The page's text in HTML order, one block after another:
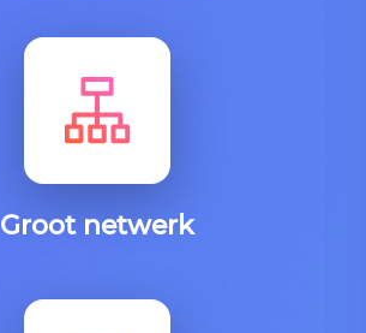
Groot netwerk